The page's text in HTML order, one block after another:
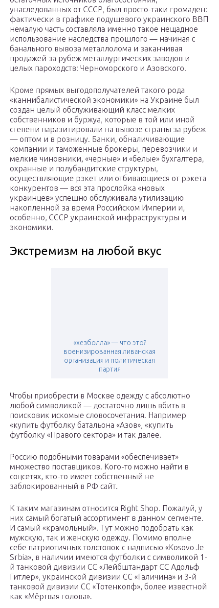
унаследованных от СССР, был просто-таки громаден:
фактически в графике подушевого украинского ВВП
немалую часть составляла именно такое нещадное
использование наследства прошлого — начиная с
банального вывоза металлолома и заканчивая
продажей за рубеж металлургических заводов и
целых пароходств: Черноморского и Азовского.
Кроме прямых выгодополучателей такого рода
«каннибалистической экономики» на Украине был
создан целый обслуживающий класс мелких
собственников и буржуа, которые в той или иной
степени паразитировали на вывозе страны за рубеж
— оптом и в розницу. Банки, обналичивающие
компании и таможенные брокеры, перевозчики и
мелкие чиновники, «черные» и «белые» бухгалтера,
охранные и полубандитские структуры,
осуществляющие рэкет или отбивающиеся от рэкета
конкурентов — вся эта прослойка «новых
украинцев» успешно обслуживала утилизацию
накопленной за время Российском Империи и,
особенно, СССР украинской инфраструктуры и
экономики.
Экстремизм на любой вкус
«хезболла» — что это?
военизированная ливанская
организация и политическая
партия
Чтобы приобрести в Москве одежду с абсолютно
любой символикой — достаточно лишь вбить в
поисковик искомые словосочетания. Например
«купить футболку батальона «Азов», «купить
футболку «Правого сектора» и так далее.
Россию подобными товарами «обеспечивает»
множество поставщиков. Кого-то можно найти в
соцсетях, кто-то имеет собственный не
заблокированный в РФ сайт.
К таким магазинам относится Right Shop. Пожалуй, у
них самый богатый ассортимент в данном сегменте.
И самый «крамольный». Тут можно подобрать как
мужскую, так и женскую одежду. Помимо вполне
себе патриотичных толстовок с надписью «Kosovo Je
Srbia», в наличии имеются футболки с символикой 1-
й танковой дивизии СС «Лейбштандарт СС Адольф
Гитлер», украинской дивизии СС «Галичина» и 3-й
танковой дивизии СС «Тотенкопф», более известной
как «Мёртвая голова».